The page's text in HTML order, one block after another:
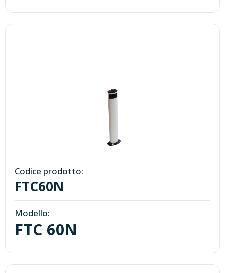
Codice prodotto:
FTC60N
Modello:
FTC 60N